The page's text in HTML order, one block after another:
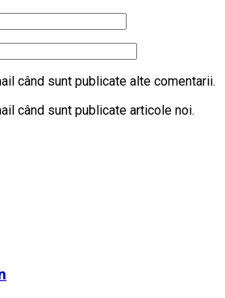
când sunt publicate alte comentarii.
când sunt publicate articole noi.